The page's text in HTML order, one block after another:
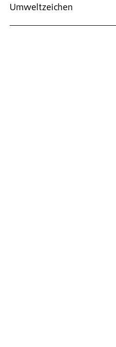
Umweltzeichen